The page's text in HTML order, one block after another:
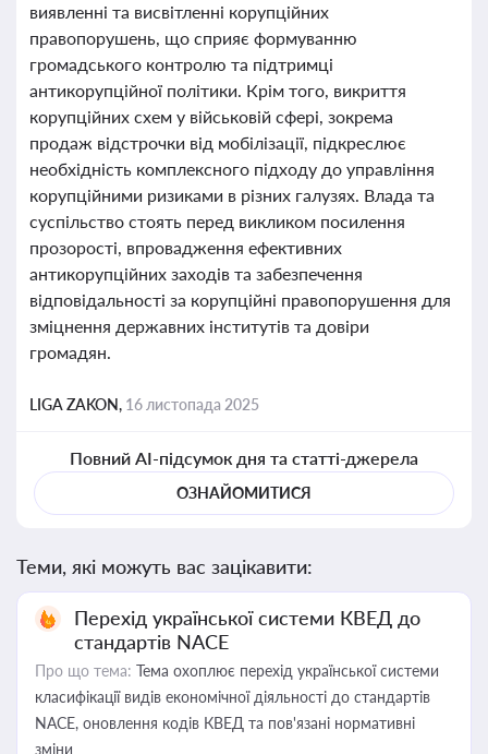
виявленні та висвітленні корупційних
правопорушень, що сприяє формуванню
громадського контролю та підтримці
антикорупційної політики. Крім того, викриття
корупційних схем у військовій сфері, зокрема
продаж відстрочки від мобілізації, підкреслює
необхідність комплексного підходу до управління
корупційними ризиками в різних галузях. Влада та
суспільство стоять перед викликом посилення
прозорості, впровадження ефективних
антикорупційних заходів та забезпечення
відповідальності за корупційні правопорушення для
зміцнення державних інститутів та довіри
громадян.
LIGA ZAKON, 16 листопада 2025
Повний AI-підсумок дня та статті-джерела
ОЗНАЙОМИТИСЯ
Теми, які можуть вас зацікавити:
Перехід української системи КВЕД до
стандартів NACE
Про що тема: Тема охоплює перехід української системи
класифікації видів економічної діяльності до стандартів
NACE, оновлення кодів КВЕД та пов'язані нормативні
зміни